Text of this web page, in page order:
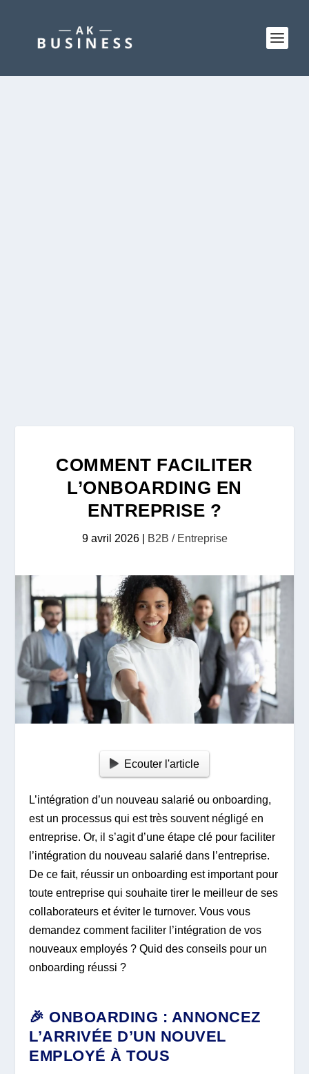
COMMENT FACILITER
L’ONBOARDING EN
ENTREPRISE ?
9 avril 2026| B2B / Entreprise
Ecouter l'article
L’intégration d’un nouveau salarié ou onboarding,
est un processus qui est très souvent négligé en
entreprise. Or, il s’agit d’une étape clé pour faciliter
l’intégration du nouveau salarié dans l’entreprise.
De ce fait, réussir un onboarding est important pour
toute entreprise qui souhaite tirer le meilleur de ses
collaborateurs et éviter le turnover. Vous vous
demandez comment faciliter l’intégration de vos
nouveaux employés ? Quid des conseils pour un
onboarding réussi ?
🎉 ONBOARDING : ANNONCEZ
L’ARRIVÉE D’UN NOUVEL
EMPLOYÉ À TOUS